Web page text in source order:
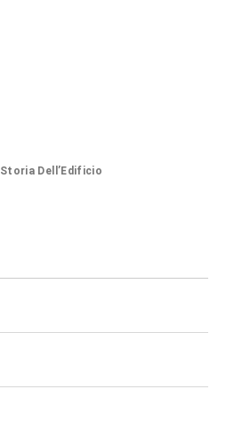
Storia Dell’Edificio